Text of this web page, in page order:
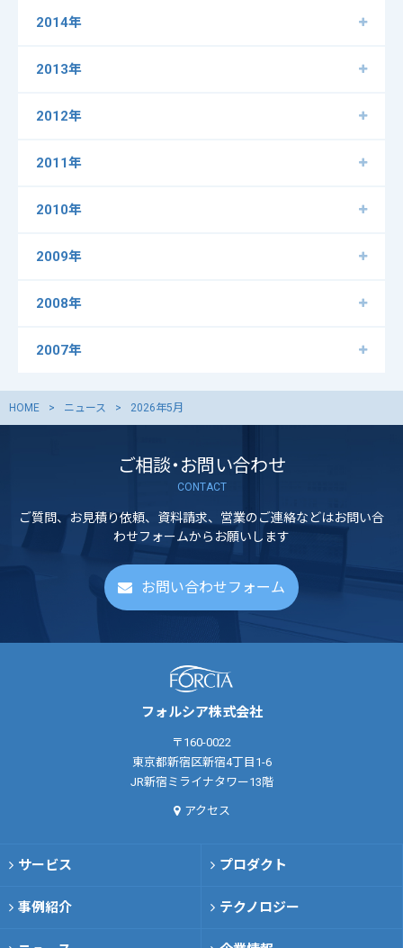
2014年
2013年
2012年
2011年
2010年
2009年
2008年
2007年
HOME ニュース 2026年5月
ご相談・お問い合わせ
CONTACT
ご質問、お見積り依頼、資料請求、営業のご連絡などはお問い合
わせフォームからお願いします
お問い合わせフォーム
フォルシア株式会社
〒160-0022
東京都新宿区新宿4丁目1-6
JR新宿ミライナタワー13階
アクセス
サービス プロダクト
事例紹介 テクノロジー